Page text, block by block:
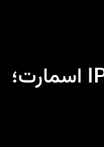
آشنایی با انواع پکیج‌ IPTV اسمارت؛